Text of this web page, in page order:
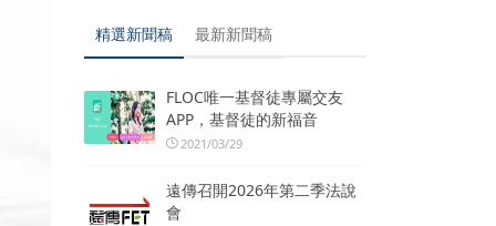
精選新聞稿 最新新聞稿
FLOC唯一基督徒專屬交友
APP，基督徒的新福音
2021/03/29
遠傳召開2026年第二季法說
會